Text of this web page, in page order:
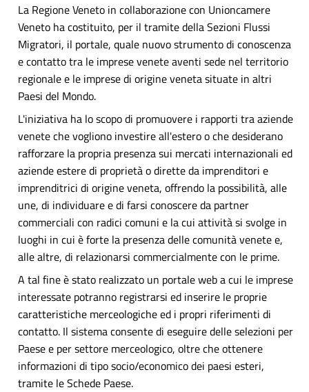
La Regione Veneto in collaborazione con Unioncamere
Veneto ha costituito, per il tramite della Sezioni Flussi
Migratori, il portale, quale nuovo strumento di conoscenza
e contatto tra le imprese venete aventi sede nel territorio
regionale e le imprese di origine veneta situate in altri
Paesi del Mondo.
L'iniziativa ha lo scopo di promuovere i rapporti tra aziende
venete che vogliono investire all'estero o che desiderano
rafforzare la propria presenza sui mercati internazionali ed
aziende estere di proprietà o dirette da imprenditori e
imprenditrici di origine veneta, offrendo la possibilità, alle
une, di individuare e di farsi conoscere da partner
commerciali con radici comuni e la cui attività si svolge in
luoghi in cui è forte la presenza delle comunità venete e,
alle altre, di relazionarsi commercialmente con le prime.
A tal fine è stato realizzato un portale web a cui le imprese
interessate potranno registrarsi ed inserire le proprie
caratteristiche merceologiche ed i propri riferimenti di
contatto. Il sistema consente di eseguire delle selezioni per
Paese e per settore merceologico, oltre che ottenere
informazioni di tipo socio/economico dei paesi esteri,
tramite le Schede Paese.